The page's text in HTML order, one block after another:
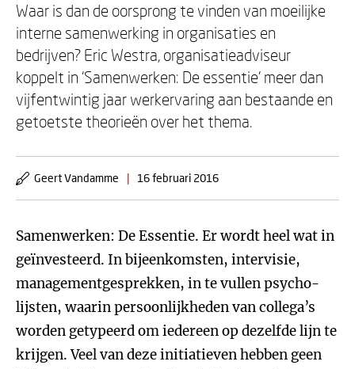
Waar is dan de oorsprong te vinden van moeilijke
interne samenwerking in organisaties en
bedrijven? Eric Westra, organisatieadviseur
koppelt in ‘Samenwerken: De essentie’ meer dan
vijfentwintig jaar werkervaring aan bestaande en
getoetste theorieën over het thema.
Geert Vandamme | 16 februari 2016
Samenwerken: De Essentie. Er wordt heel wat in
geïnvesteerd. In bijeenkomsten, intervisie,
managementgesprekken, in te vullen psycho-
lijsten, waarin persoonlijkheden van collega’s
worden getypeerd om iedereen op dezelfde lijn te
krijgen. Veel van deze initiatieven hebben geen